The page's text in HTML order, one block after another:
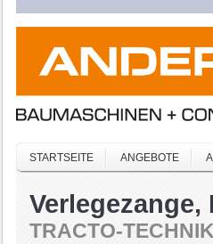
STARTSEITE ANGEBOTE
Verlegezange,
TRACTO-